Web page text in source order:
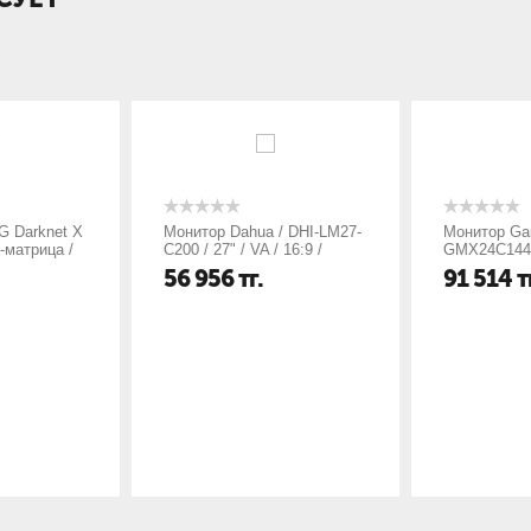
Darknet X
матрица /
mini
м2 /
Монитор Dahua / DHI-LM27-
C200 / 27" / VA / 16:9 /
1920x1080 / 75 гц / 7 мс /
250 кд/м2 / 4000:1 / 16.7
56 956тг.
Монитор
24" /
91 514